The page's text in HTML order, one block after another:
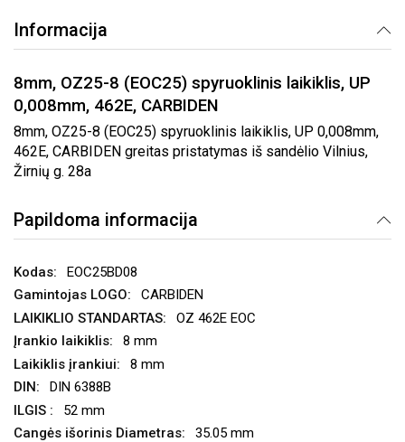
Informacija
8mm, OZ25-8 (EOC25) spyruoklinis laikiklis, UP
0,008mm, 462E, CARBIDEN
8mm, OZ25-8 (EOC25) spyruoklinis laikiklis, UP 0,008mm,
462E, CARBIDEN greitas pristatymas iš sandėlio Vilnius,
Žirnių g. 28a
Papildoma informacija
EOC25BD08
CARBIDEN
OZ 462E EOC
8 mm
8 mm
DIN 6388B
52 mm
35.05 mm